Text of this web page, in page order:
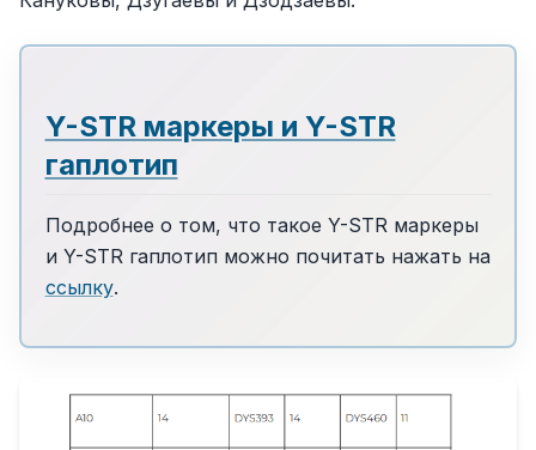
Y-STR маркеры и Y-STR
гаплотип
Подробнее о том, что такое Y-STR маркеры
и Y-STR гаплотип можно почитать нажать на
ссылку.